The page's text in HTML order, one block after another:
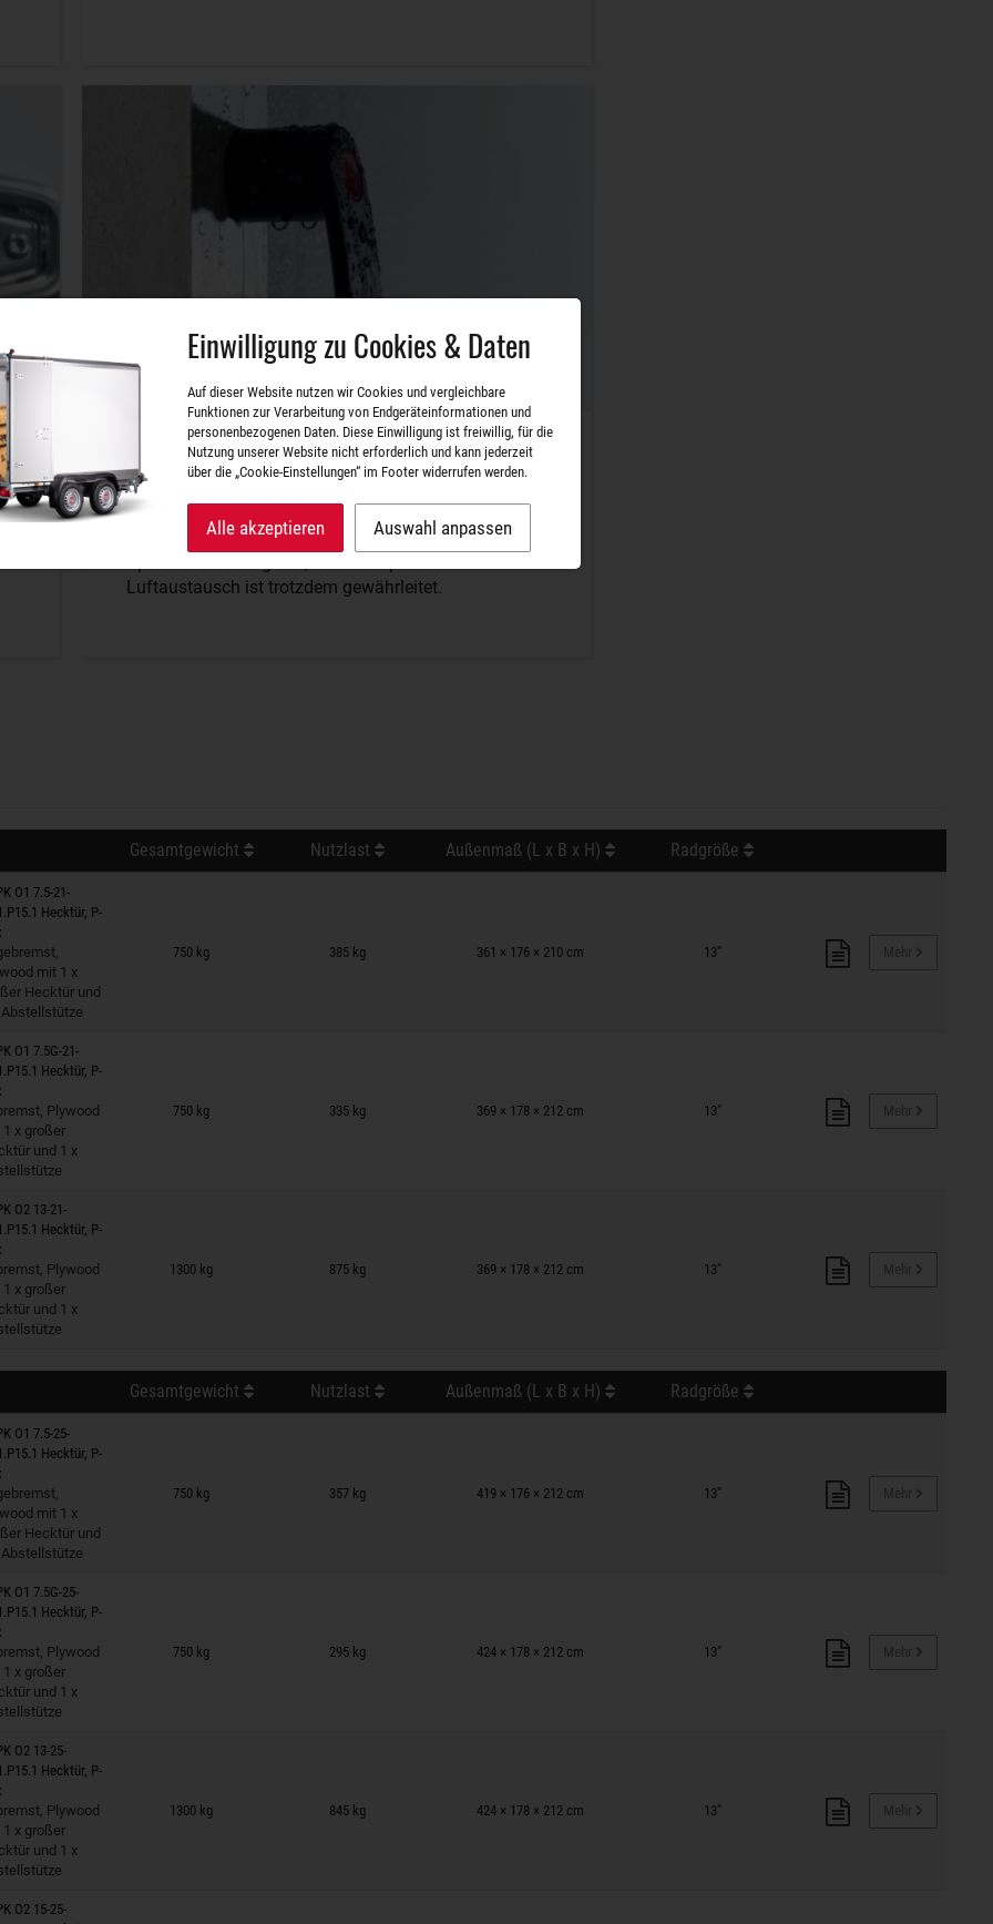
Dichtheit P-BOX
Der perfekte Schutz vor Wind und Wetter. Kein
Luftaustausch ist trotzdem gewährleitet.
Gesamtgewicht Nutzlast Außenmaß (L x B x H) Radgröße
O1 7.5-21-
Hecktür, P-
mit 1 x
Hecktür und
Abstellstütze
750 kg 385 kg 361 × 176 × 210 cm 13"
auf Merkzettel
O1 7.5G-21-
Hecktür, P-
Plywood
1 x großer
und 1 x
750 kg 335 kg 369 × 178 × 212 cm 13"
auf Merkzettel
O2 13-21-
Hecktür, P-
Plywood
1 x großer
und 1 x
1300 kg 875 kg 369 × 178 × 212 cm 13"
auf Merkzettel
Gesamtgewicht Nutzlast Außenmaß (L x B x H) Radgröße
O1 7.5-25-
Hecktür, P-
mit 1 x
Hecktür und
Abstellstütze
750 kg 357 kg 419 × 176 × 212 cm 13"
auf Merkzettel
O1 7.5G-25-
Hecktür, P-
Plywood
1 x großer
und 1 x
750 kg 295 kg 424 × 178 × 212 cm 13"
auf Merkzettel
O2 13-25-
Hecktür, P-
Plywood
1 x großer
und 1 x
1300 kg 845 kg 424 × 178 × 212 cm 13"
auf Merkzettel
O2 15-25-
Einwilligung zu Cookies & Daten
Auf dieser Website nutzen wir Cookies und vergleichbare
Funktionen zur Verarbeitung von Endgeräteinformationen und
personenbezogenen Daten. Diese Einwilligung ist freiwillig, für die
Nutzung unserer Website nicht erforderlich und kann jederzeit
über die „Cookie-Einstellungen“ im Footer widerrufen werden.
Alle akzeptieren Auswahl anpassen